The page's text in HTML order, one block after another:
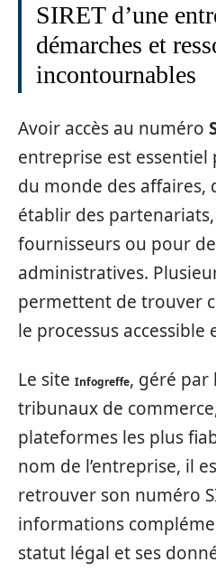
SIRET d’une
démarches et
incontournables
Avoir accès au numéro
entreprise est
du monde des affaires,
établir des
fournisseurs ou pour
administratives.
permettent de trouver
le processus accessible
Le site Infogreffe, géré par
tribunaux de
plateformes les plus
nom de l’entreprise, il
retrouver son numéro
informations
statut légal et ses